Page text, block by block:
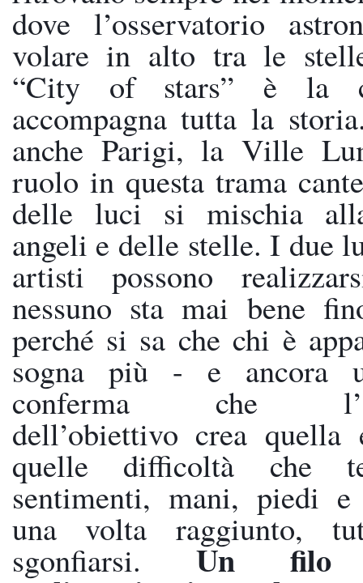
dove l’osservatorio
volare in alto tra le
“City of stars” è la
accompagna tutta la
anche Parigi, la Ville
ruolo in questa trama
delle luci si mischia
angeli e delle stelle. I due
artisti possono
nessuno sta mai bene
perché si sa che chi è
sogna più - e ancora
conferma che
dell’obiettivo crea quella
quelle difficoltà che
sentimenti, mani, piedi e
una volta raggiunto,
sgonfiarsi. Un filo